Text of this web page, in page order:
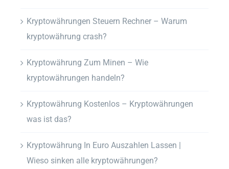
Kryptowährungen Steuern Rechner – Warum
kryptowährung crash?
Kryptowährung Zum Minen – Wie
kryptowährungen handeln?
Kryptowährung Kostenlos – Kryptowährungen
was ist das?
Kryptowährung In Euro Auszahlen Lassen |
Wieso sinken alle kryptowährungen?